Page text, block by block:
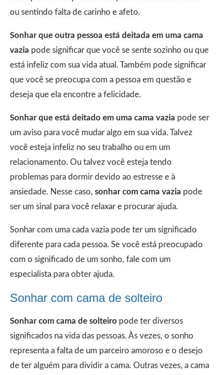
ou sentindo falta de carinho e afeto.
Sonhar que outra pessoa está deitada em uma cama
vazia pode significar que você se sente sozinho ou que
está infeliz com sua vida atual. Também pode significar
que você se preocupa com a pessoa em questão e
deseja que ela encontre a felicidade.
Sonhar que está deitado em uma cama vazia pode ser
um aviso para você mudar algo em sua vida. Talvez
você esteja infeliz no seu trabalho ou em um
relacionamento. Ou talvez você esteja tendo
problemas para dormir devido ao estresse e à
ansiedade. Nesse caso, sonhar com cama vazia pode
ser um sinal para você relaxar e procurar ajuda.
Sonhar com uma cada vazia pode ter um significado
diferente para cada pessoa. Se você está preocupado
com o significado de um sonho, fale com um
especialista para obter ajuda.
Sonhar com cama de solteiro
Sonhar com cama de solteiro pode ter diversos
significados na vida das pessoas. Às vezes, o sonho
representa a falta de um parceiro amoroso e o desejo
de ter alguém para dividir a cama. Outras vezes, a cama